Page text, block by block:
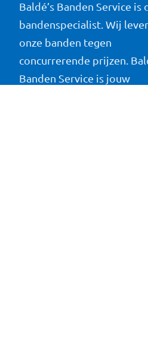
Baldé’s Banden Service is
bandenspecialist. Wij
onze banden tegen
concurrerende prijzen.
Banden Service is jouw